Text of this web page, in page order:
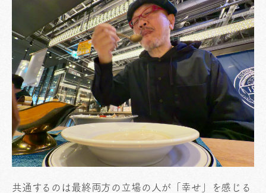
共通するのは最終両方の立場の人が「幸せ」を感じる